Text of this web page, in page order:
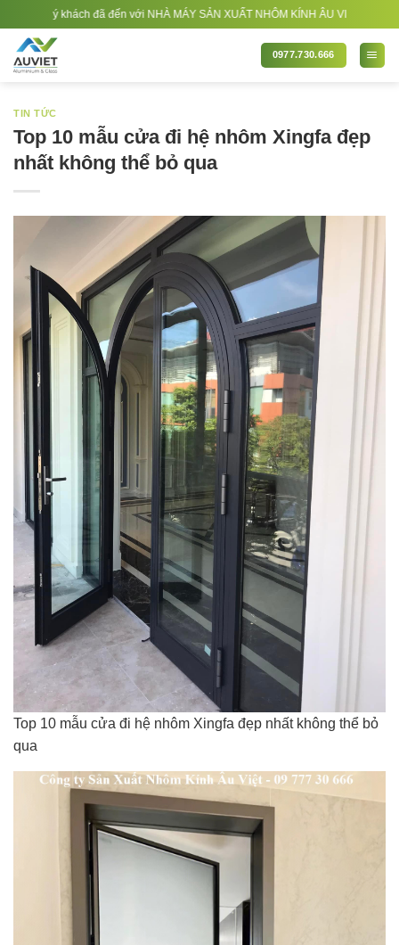
qua
nội
dung
đã đến với NHÀ MÁY SẢN XUẤT NHÔM KÍNH ÂU VIỆT. Nhà Sản xuất - Thi
0977.730.666
TIN TỨC
Top 10 mẫu cửa đi hệ nhôm Xingfa đẹp
nhất không thể bỏ qua
Top 10 mẫu cửa đi hệ nhôm Xingfa đẹp nhất không thể bỏ
qua